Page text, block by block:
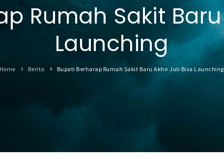
Rumah Sakit
Launching
Home Berita Bupati Berharap Rumah Sakit Baru Akhir Juli Bisa Launching